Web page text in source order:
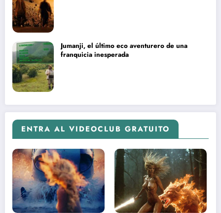
Jumanji, el último eco aventurero de una
franquicia inesperada
ENTRA AL VIDEOCLUB GRATUITO